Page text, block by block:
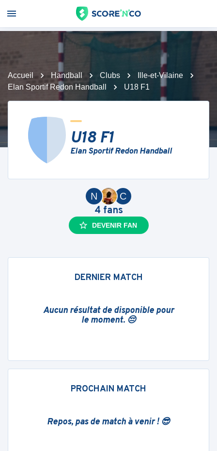
Accueil Handball Clubs
Ille-et-Vilaine
Elan Sportif Redon Handball
U18 F1
U18 F1
Elan Sportif Redon Handball
C
N
4 fans
DEVENIR FAN
DERNIER MATCH
Aucun résultat de disponible pour
le moment. 😔
PROCHAIN MATCH
Repos, pas de match à venir ! 😎